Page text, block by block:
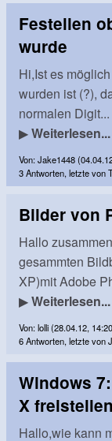
Festellen
wurde
Hi,Ist es
wurden ist (?),
normalen Digit...
▶Weiterlesen...
Von: Jake1448
3 Antworten, letzte von
Bilder von
Hallo
gesammten
XP)mit Adobe
▶Weiterlesen...
Von: lolli (28.04.12,
6 Antworten, letzte von
Windows
X freistellen
Hallo,wie kann